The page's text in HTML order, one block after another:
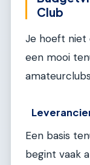
Club
Je hoeft niet
een mooi
Een basis
begint vaak